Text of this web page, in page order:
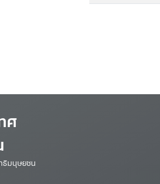
ศ
ธิมนุษยชน